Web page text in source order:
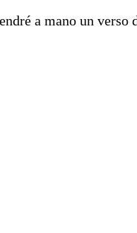
a mano un